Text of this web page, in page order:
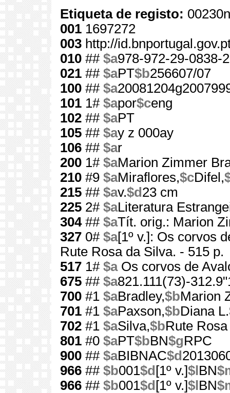
Etiqueta de registo:
001 1697272
003 http://
010 ## $a978-972-29-0838-2
021 ## $aPT$b256607/07
100 ## $a
101 1# $apor$ceng
102 ## $aPT
105 ## $ay z 000ay
106 ## $ar
200 1# $aMarion Zimmer
210 #9 $aMiraflores,$cDifel,
215 ## $av.$d 23 cm
225 2# $aLiteratura
304## $aTít. orig.: Marion
327 0# $a[1º v.]: Os corvos
Rute Rosa da Silva. - 515 p.
517 1# $aOs corvos de
675 ## $a821.111(73)-
700 #1 $aBradley,$bMarion
701 #1 $aPaxson,$bDiana L.
702 #1 $aSilva,$bRute
801 #0 $aPT$bBN$gRPC
900 ## $aBIBNAC$d
966 ## $b001$d [1º v.]$l BN
966 ## $b001$d [1º v.]$l BN